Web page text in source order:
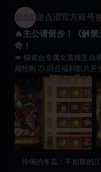
游点涩官方账号
🔥主公请留步！《解
奇！
💋 铜雀台专属女英雄互动
藏经阁 25 回合福利影片开放
登录送女将＋随机神将，解锁
雀台专属副本，获取养成资源
录《解禁无双》，携红颜
伶俐的冬瓜： 不如朕的